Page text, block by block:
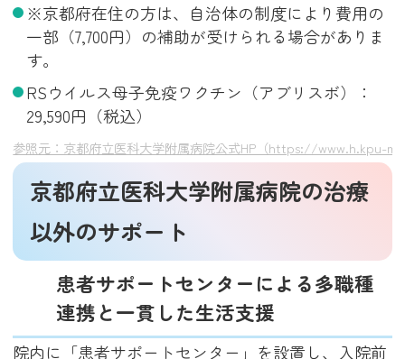
※京都府在住の方は、自治体の制度により費用の
一部（7,700円）の補助が受けられる場合がありま
す。
RSウイルス母子免疫ワクチン（アブリスボ）：
29,590円（税込）
参照元：京都府立医科大学附属病院公式HP（https://
京都府立医科大学附属病院の治療
以外のサポート
患者サポートセンターによる多職種
連携と一貫した生活支援
院内に「患者サポートセンター」を設置し、入院前